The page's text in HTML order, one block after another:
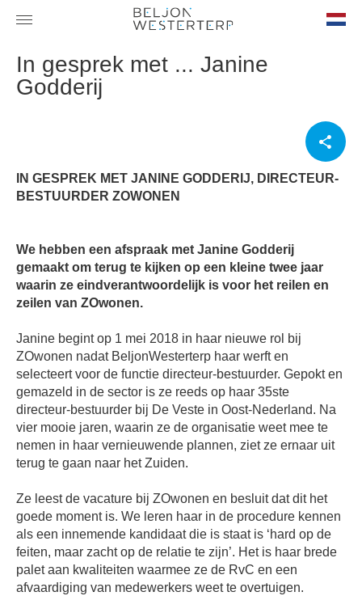
In gesprek met ... Janine
Godderij
IN GESPREK MET JANINE GODDERIJ, DIRECTEUR-
BESTUURDER ZOWONEN
We hebben een afspraak met Janine Godderij
gemaakt om terug te kijken op een kleine twee jaar
waarin ze eindverantwoordelijk is voor het reilen en
zeilen van ZOwonen.
Janine begint op 1 mei 2018 in haar nieuwe rol bij
ZOwonen nadat BeljonWesterterp haar werft en
selecteert voor de functie directeur-bestuurder. Gepokt en
gemazeld in de sector is ze reeds op haar 35ste
directeur-bestuurder bij De Veste in Oost-Nederland. Na
vier mooie jaren, waarin ze de organisatie weet mee te
nemen in haar vernieuwende plannen, ziet ze ernaar uit
terug te gaan naar het Zuiden.
Ze leest de vacature bij ZOwonen en besluit dat dit het
goede moment is. We leren haar in de procedure kennen
als een innemende kandidaat die is staat is ‘hard op de
feiten, maar zacht op de relatie te zijn’. Het is haar brede
palet aan kwaliteiten waarmee ze de RvC en een
afvaardiging van medewerkers weet te overtuigen.